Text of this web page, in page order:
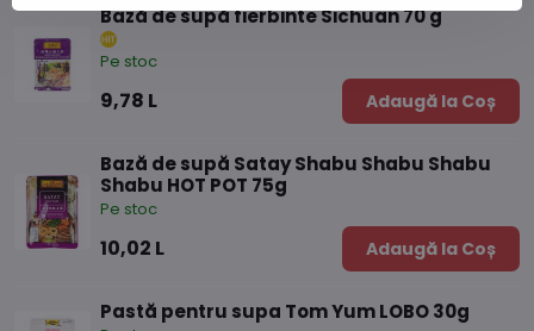
Bază de supă fierbinte Sichuan 70 g
Pe stoc
9,78 L Adaugă la Coș
Bază de supă Satay Shabu Shabu Shabu
Shabu HOT POT 75g
Pe stoc
10,02 L Adaugă la Coș
Pastă pentru supa Tom Yum LOBO 30g